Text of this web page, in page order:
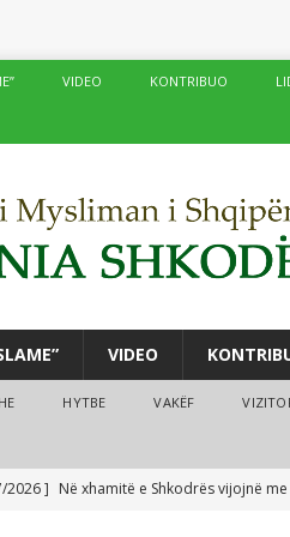
VIDEO KONTRIBUO
VIDEO
HYTBE VAKËF
2026 ] Në xhamitë e Shkodrës vijojnë